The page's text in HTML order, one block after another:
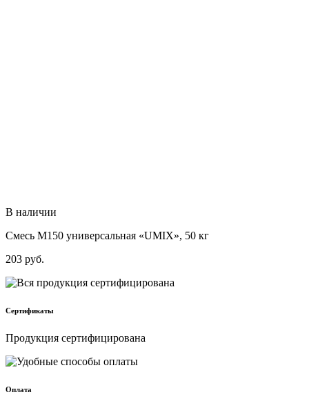
В наличии
Смесь М150 универсальная «UMIX», 50 кг
203 руб.
Сертификаты
Продукция сертифицирована
Оплата